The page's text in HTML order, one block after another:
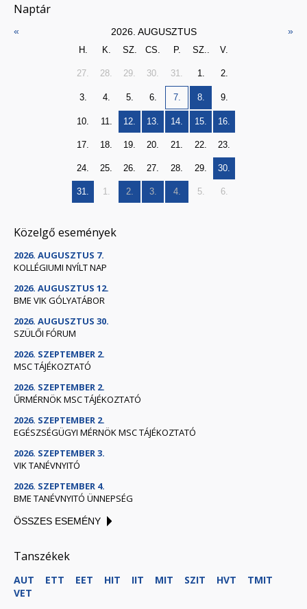
Naptár
« 2026. AUGUSZTUS »
H. K. SZ. CS. P. SZ.. V.
27. 28. 29. 30. 31. 1. 2.
3. 4. 5. 6. 7. 8. 9.
10. 11. 12. 13. 14. 15. 16.
17. 18. 19. 20. 21. 22. 23.
24. 25. 26. 27. 28. 29. 30.
31. 1. 2. 3. 4. 5. 6.
Közelgő események
2026. AUGUSZTUS 7.
KOLLÉGIUMI NYÍLT NAP
2026. AUGUSZTUS 12.
BME VIK GÓLYATÁBOR
2026. AUGUSZTUS 30.
SZÜLŐI FÓRUM
2026. SZEPTEMBER 2.
MSC TÁJÉKOZTATÓ
2026. SZEPTEMBER 2.
ŰRMÉRNÖK MSC TÁJÉKOZTATÓ
2026. SZEPTEMBER 2.
EGÉSZSÉGÜGYI MÉRNÖK MSC TÁJÉKOZTATÓ
2026. SZEPTEMBER 3.
VIK TANÉVNYITÓ
2026. SZEPTEMBER 4.
BME TANÉVNYITÓ ÜNNEPSÉG
ÖSSZES ESEMÉNY
Tanszékek
AUT ETT EET HIT IIT MIT SZIT HVT
TMIT
VET